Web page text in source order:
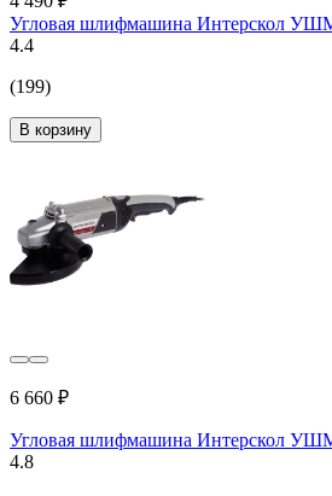
Угловая шлифмашина Интерскол
4.4
(199)
В корзину
6 660 ₽
Угловая шлифмашина Интерскол
4.8